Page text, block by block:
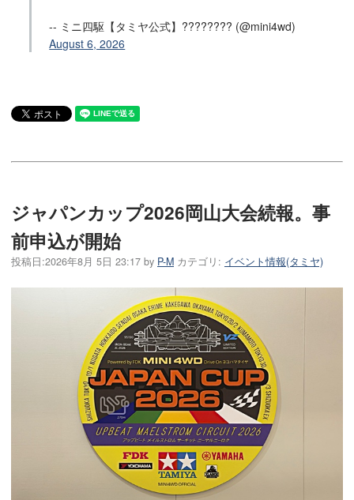
-- ミニ四駆【タミヤ公式】???????? (@mini4wd)
August 6, 2026
ジャパンカップ2026岡山大会続報。事
前申込が開始
投稿日:2026年8月 5日 23:17 by P-M カテゴリ: イベント情報(タミヤ)